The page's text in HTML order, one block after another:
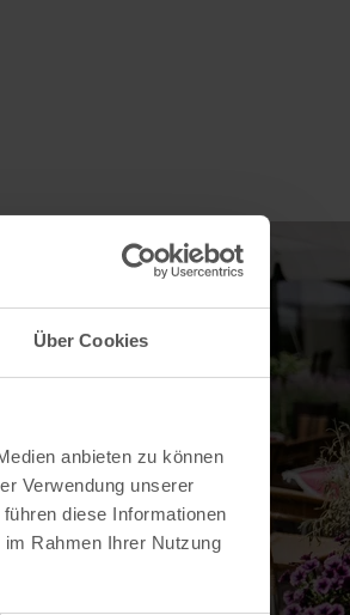
Über Cookies
anbieten zu können
Verwendung unserer
diese Informationen
Rahmen Ihrer Nutzung